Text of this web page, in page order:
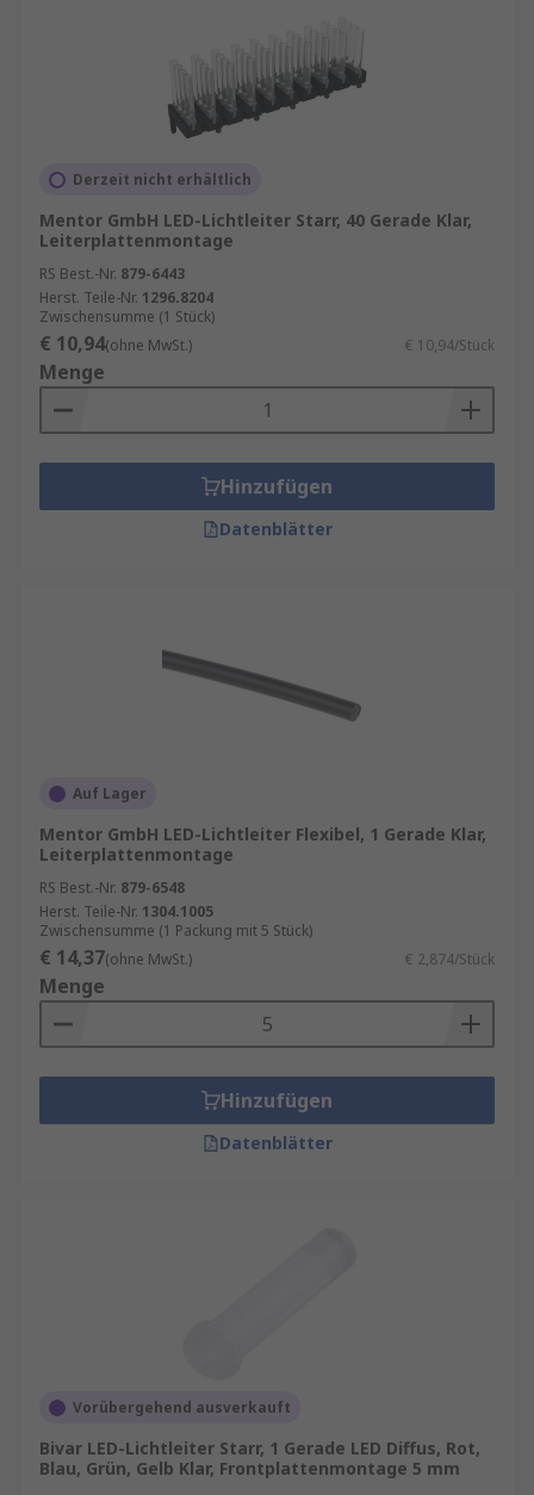
Derzeit nicht erhältlich
Mentor GmbH LED-Lichtleiter Starr, 40 Gerade Klar,
Leiterplattenmontage
RS Best.-Nr. 879-6443
Herst. Teile-Nr. 1296.8204
Zwischensumme (1 Stück)
€ 10,94(ohne MwSt.) € 10,94/Stück
Menge
Hinzufügen
Datenblätter
Auf Lager
Mentor GmbH LED-Lichtleiter Flexibel, 1 Gerade Klar,
Leiterplattenmontage
RS Best.-Nr. 879-6548
Herst. Teile-Nr. 1304.1005
Zwischensumme (1 Packung mit 5 Stück)
€ 14,37(ohne MwSt.) € 2,874/Stück
Menge
Hinzufügen
Datenblätter
Vorübergehend ausverkauft
Bivar LED-Lichtleiter Starr, 1 Gerade LED Diffus, Rot,
Blau, Grün, Gelb Klar, Frontplattenmontage 5 mm